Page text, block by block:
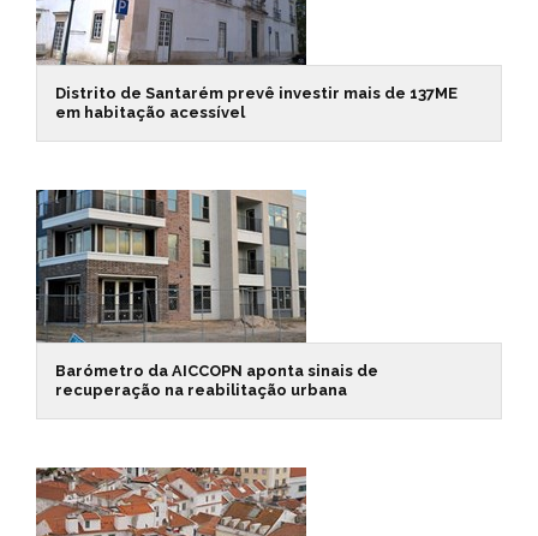
Distrito de Santarém prevê investir mais de 137ME
em habitação acessível
Barómetro da AICCOPN aponta sinais de
recuperação na reabilitação urbana